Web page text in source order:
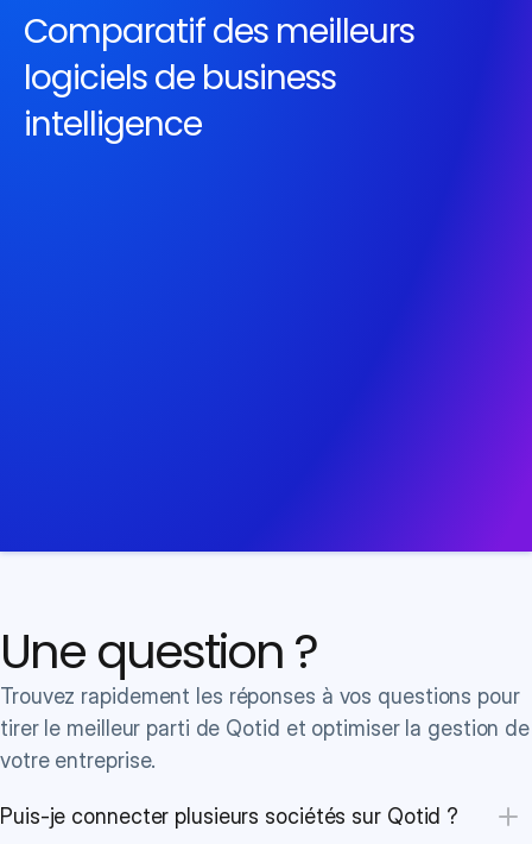
Comparatif des meilleurs
logiciels de business
intelligence
Une question ?
Trouvez rapidement les réponses à vos questions pour
tirer le meilleur parti de Qotid et optimiser la gestion de
votre entreprise.
Puis-je connecter plusieurs sociétés sur Qotid ?